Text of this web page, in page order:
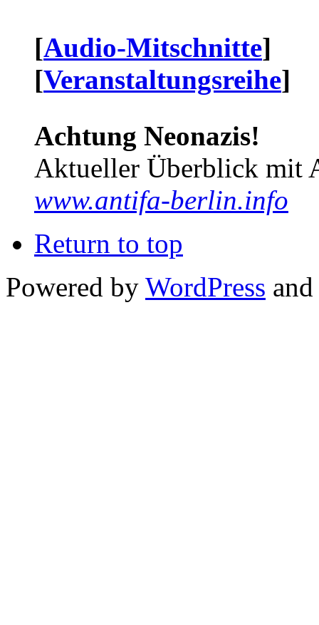
[Audio-Mitschnitte]
[Veranstaltungsreihe]
Achtung Neonazis!
Aktueller Überblick mit
www.antifa-berlin.info
Return to top
Powered by WordPress